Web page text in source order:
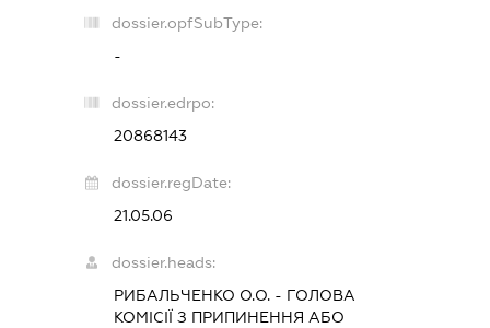
dossier.opfSubType:
-
dossier.edrpo:
20868143
dossier.regDate:
21.05.06
dossier.heads:
РИБАЛЬЧЕНКО О.О.- ГОЛОВА
КОМІСІЇ З ПРИПИНЕННЯ АБО